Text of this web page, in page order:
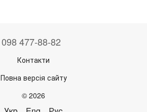
098 477-88-82
Контакти
Повна версія сайту
© 2026